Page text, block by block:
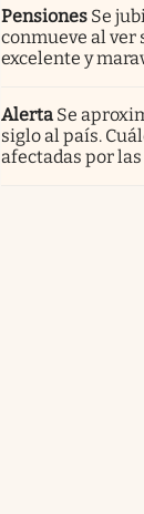
Pensiones Se
conmueve al ver
excelente y
Alerta Se
siglo al país.
afectadas por